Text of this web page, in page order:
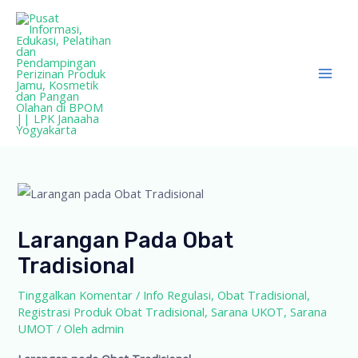
Lewati
konten
Larangan Pada Obat
Tradisional
Tinggalkan Komentar / Info Regulasi,Obat Tradisional,
Registrasi Produk Obat Tradisional,Sarana UKOT,Sarana
UMOT / Olehadmin